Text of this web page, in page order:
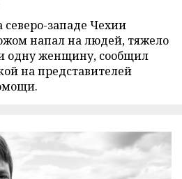
северо-западе Чехии
напал на людей, тяжело
одну женщину, сообщил
на представителей